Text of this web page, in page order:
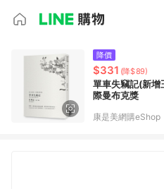
降價
$331 (降$89)
單車失竊記(新
際曼布克獎
康是美網購eShop